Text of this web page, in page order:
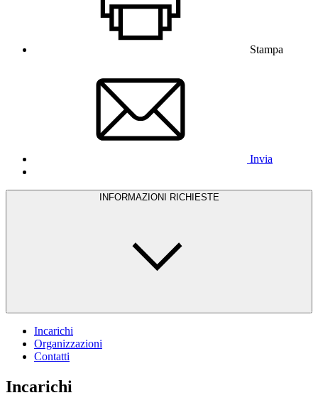
Stampa
Invia
INFORMAZIONI RICHIESTE
Incarichi
Organizzazioni
Contatti
Incarichi